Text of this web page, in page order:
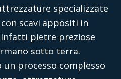
specializzate
scavi appositi in
pietre preziose
sotto terra.
un processo complesso